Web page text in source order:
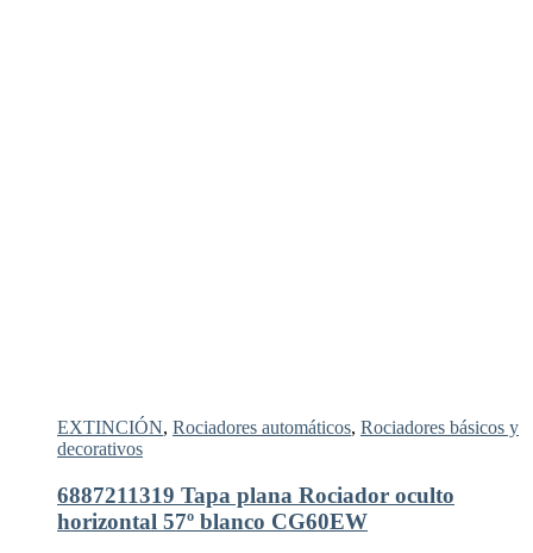
EXTINCIÓN, Rociadores automáticos, Rociadores básicos y
decorativos
6887211319 Tapa plana Rociador oculto
horizontal 57º blanco CG60EW